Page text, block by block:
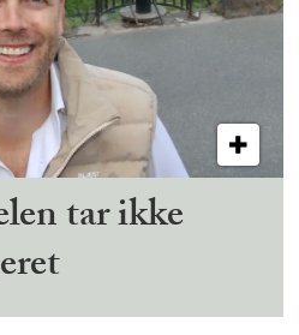
tar ikke